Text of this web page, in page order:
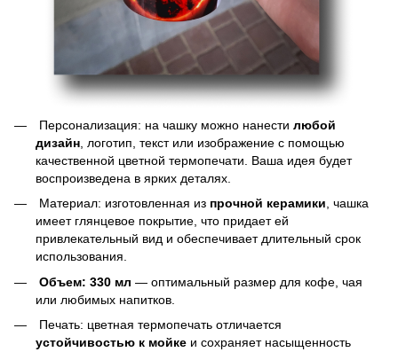
Персонализация: на чашку можно нанести любой
дизайн , логотип, текст или изображение с помощью
качественной цветной термопечати. Ваша идея будет
воспроизведена в ярких деталях.
Материал: изготовленная из прочной керамики, чашка
имеет глянцевое покрытие, что придает ей
привлекательный вид и обеспечивает длительный срок
использования.
Объем: 330 мл — оптимальный размер для кофе, чая
или любимых напитков.
Печать: цветная термопечать отличается
устойчивостью к мойке и сохраняет насыщенность